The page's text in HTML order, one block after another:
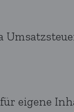
eigene